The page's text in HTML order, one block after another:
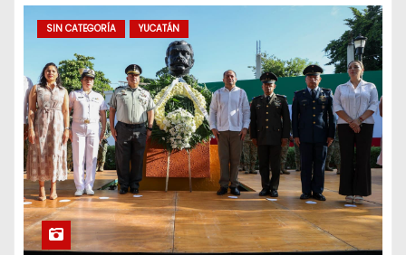
SIN CATEGORÍA YUCATÁN